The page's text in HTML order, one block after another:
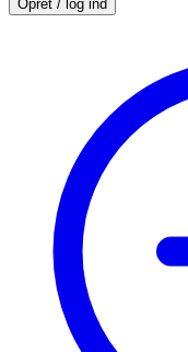
Opret / log ind